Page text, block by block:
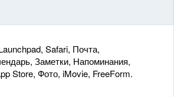
Safari, Почта,
Заметки, Напоминания,
Store, Фото, iMovie, FreeForm.